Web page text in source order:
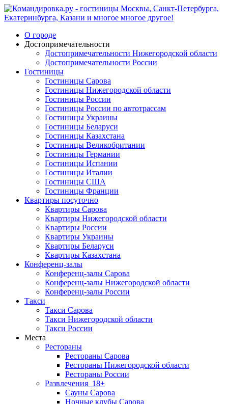
О городе
Достопримечательности
Достопримечательности Нижегородской области
Достопримечательности России
Гостиницы
Гостиницы Сарова
Гостиницы Нижегородской области
Гостиницы России
Гостиницы России по автотрассам
Гостиницы Украины
Гостиницы Беларуси
Гостиницы Казахстана
Гостиницы Великобритании
Гостиницы Германии
Гостиницы Испании
Гостиницы Италии
Гостиницы США
Гостиницы Франции
Квартиры посуточно
Квартиры Сарова
Квартиры Нижегородской области
Квартиры России
Квартиры Украины
Квартиры Беларуси
Квартиры Казахстана
Конференц-залы
Конференц-залы Сарова
Конференц-залы Нижегородской области
Конференц-залы России
Такси
Такси Сарова
Такси Нижегородской области
Такси России
Места
Рестораны
Рестораны Сарова
Рестораны Нижегородской области
Рестораны России
Развлечения 18+
Сауны Сарова
Ночные клубы Сарова